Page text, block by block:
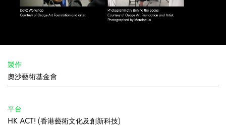
製作
奧沙藝術基金會
平台
HK ACT! (香港藝術文化及創新科技)